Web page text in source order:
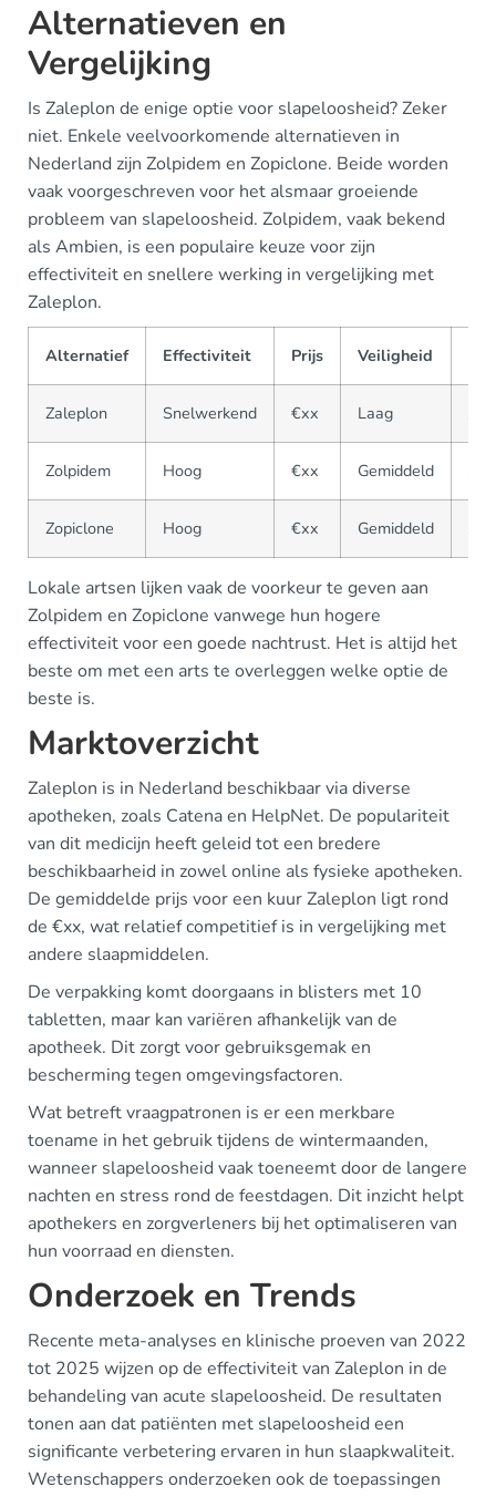
Alternatieven en
Vergelijking
Is Zaleplon de enige optie voor slapeloosheid? Zeker
niet. Enkele veelvoorkomende alternatieven in
Nederland zijn Zolpidem en Zopiclone. Beide worden
vaak voorgeschreven voor het alsmaar groeiende
probleem van slapeloosheid. Zolpidem, vaak bekend
als Ambien, is een populaire keuze voor zijn
effectiviteit en snellere werking in vergelijking met
Zaleplon.
Alternatief Effectiviteit Prijs Veiligheid
Zaleplon Snelwerkend €xx Laag
Zolpidem Hoog €xx Gemiddeld
Zopiclone Hoog €xx Gemiddeld
Lokale artsen lijken vaak de voorkeur te geven aan
Zolpidem en Zopiclone vanwege hun hogere
effectiviteit voor een goede nachtrust. Het is altijd het
beste om met een arts te overleggen welke optie de
beste is.
Marktoverzicht
Zaleplon is in Nederland beschikbaar via diverse
apotheken, zoals Catena en HelpNet. De populariteit
van dit medicijn heeft geleid tot een bredere
beschikbaarheid in zowel online als fysieke apotheken.
De gemiddelde prijs voor een kuur Zaleplon ligt rond
de €xx, wat relatief competitief is in vergelijking met
andere slaapmiddelen.
De verpakking komt doorgaans in blisters met 10
tabletten, maar kan variëren afhankelijk van de
apotheek. Dit zorgt voor gebruiksgemak en
bescherming tegen omgevingsfactoren.
Wat betreft vraagpatronen is er een merkbare
toename in het gebruik tijdens de wintermaanden,
wanneer slapeloosheid vaak toeneemt door de langere
nachten en stress rond de feestdagen. Dit inzicht helpt
apothekers en zorgverleners bij het optimaliseren van
hun voorraad en diensten.
Onderzoek en Trends
Recente meta-analyses en klinische proeven van 2022
tot 2025 wijzen op de effectiviteit van Zaleplon in de
behandeling van acute slapeloosheid. De resultaten
tonen aan dat patiënten met slapeloosheid een
significante verbetering ervaren in hun slaapkwaliteit.
Wetenschappers onderzoeken ook de toepassingen